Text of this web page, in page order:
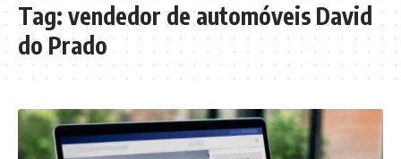
Tag: vendedor de automóveis David
do Prado